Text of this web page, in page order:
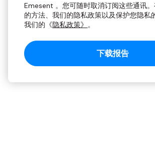
Emesent 。您可随时取消订阅这些通讯
的方法、我们的隐私政策以及保护您隐私
我们的《隐私政策》 。